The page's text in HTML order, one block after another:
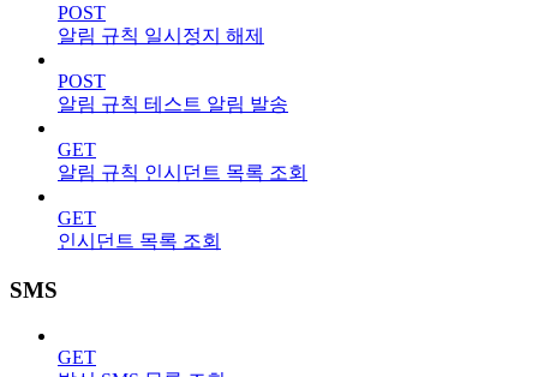
POST
알림 규칙 일시정지 해제
POST
알림 규칙 테스트 알림 발송
GET
알림 규칙 인시던트 목록 조회
GET
인시던트 목록 조회
SMS
GET